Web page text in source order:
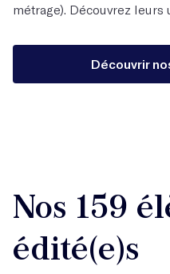
métrage). Découvrez leurs
Découvrir
Nos 159
édité(e)s